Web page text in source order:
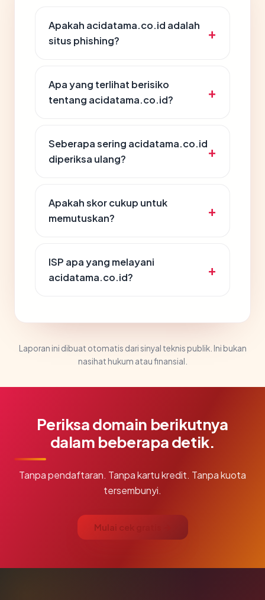
Apakah acidatama.co.id adalah
situs phishing?
Apa yang terlihat berisiko
tentang acidatama.co.id?
Seberapa sering acidatama.co.id
diperiksa ulang?
Apakah skor cukup untuk
memutuskan?
ISP apa yang melayani
acidatama.co.id?
Laporan ini dibuat otomatis dari sinyal teknis publik. Ini bukan
nasihat hukum atau finansial.
Periksa domain berikutnya
dalam beberapa detik.
Tanpa pendaftaran. Tanpa kartu kredit. Tanpa kuota
tersembunyi.
Mulai cek gratis →